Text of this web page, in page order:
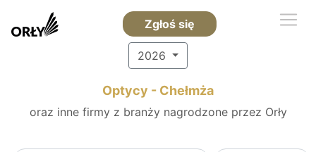
Zgłoś się
2026
Optycy - Chełmża
oraz inne firmy z branży nagrodzone przez Orły